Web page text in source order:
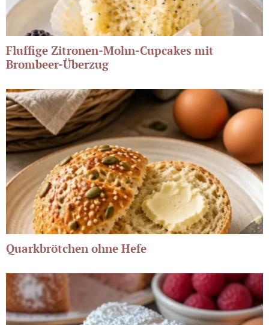
Fluffige Zitronen-Mohn-Cupcakes mit
Brombeer-Überzug
Quarkbrötchen ohne Hefe